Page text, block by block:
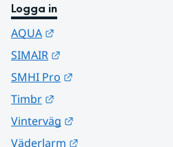
Logga in
AQUA
SIMAIR
SMHI Pro
Timbr
Vinterväg
Väderlarm